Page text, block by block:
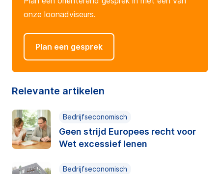
onze loonadviseurs.
Plan een gesprek
Relevante artikelen
Bedrijfseconomisch
Geen strijd Europees recht voor
Wet excessief lenen
Bedrijfseconomisch